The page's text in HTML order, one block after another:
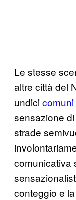
Le stesse
altre città del
undici
sensazione
strade
comunicativa
conteggio e